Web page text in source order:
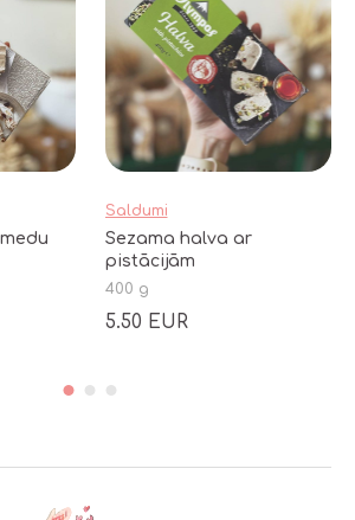
Saldumi
Sezama halva ar
pistācijām
400 g
5.50 EUR